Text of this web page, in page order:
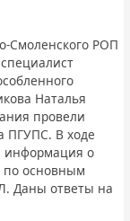
Смоленского РОП
Наталья
провели
ПГУПС. В ходе
информация о
по основным
Даны ответы на